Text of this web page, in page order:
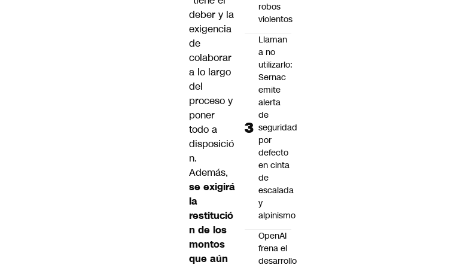
deber y la
exigencia
de
colaborar
a lo largo
del
proceso y
poner
todo a
disposició
n.
Además,
se exigirá
la
restitució
n de los
montos
que aún
robos
violentos
Llaman
a no
utilizarlo:
Sernac
emite
alerta
de
seguridad
por
defecto
en cinta
de
escalada
y
alpinismo
OpenAI
frena el
desarrollo